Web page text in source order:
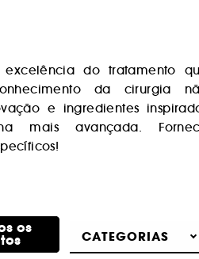
excelência do tratamento
da cirurgia
e ingredientes
mais avançada.
os CATEGORIAS